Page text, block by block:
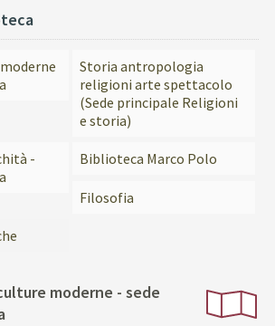
Storia antropologia
religioni arte spettacolo
(Sede principale Religioni
e storia)
-
Biblioteca Marco Polo
Filosofia
moderne - sede